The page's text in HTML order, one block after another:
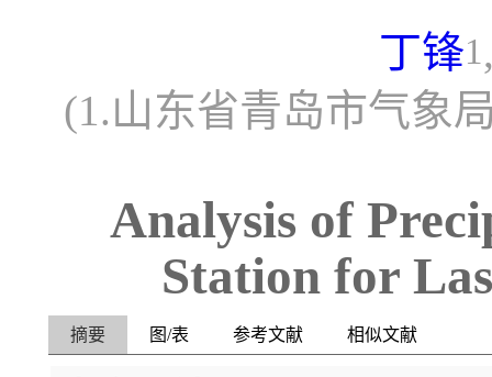
丁锋1
(1.山东省青岛市气象
Analysis of
Station for
摘要 图/表 参考文献 相似文献